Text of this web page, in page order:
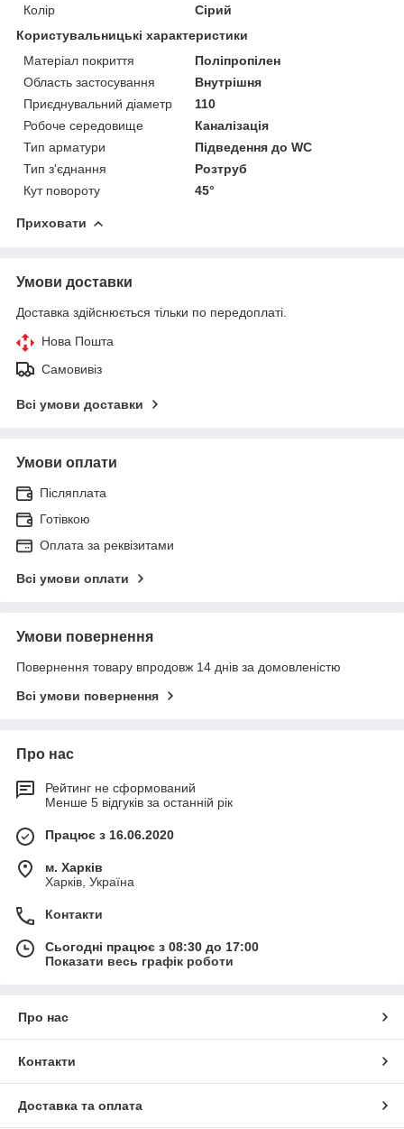
Колір
Сірий
Користувальницькі характеристики
Матеріал покриття
Поліпропілен
Область застосування
Внутрішня
Приєднувальний діаметр
110
Робоче середовище
Каналізація
Тип арматури
Підведення до WC
Тип з'єднання
Розтруб
Кут повороту
45°
Приховати
Умови доставки
Доставка здійснюється тільки по передоплаті.
Нова Пошта
Самовивіз
Всі умови доставки
Умови оплати
Післяплата
Готівкою
Оплата за реквізитами
Всі умови оплати
Умови повернення
Повернення товару впродовж 14 днів за домовленістю
Всі умови повернення
Про нас
Рейтинг не сформований
Менше 5 відгуків за останній рік
Працює з 16.06.2020
м. Харків
Харків, Україна
Контакти
Сьогодні працює з 08:30 до 17:00
Показати весь графік роботи
Про нас
Контакти
Доставка та оплата